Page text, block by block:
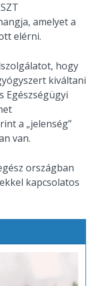
amelyet a
elérni.
hogy
kiváltani
Egészségügyi
a „jelenség”
van.
országban
kapcsolatos